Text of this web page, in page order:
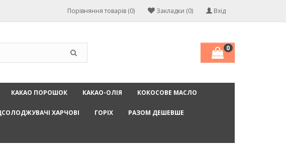
Вхід
Закладки (0)
Порівняння товарів (0)
0
КАКАО ПОРОШОК КАКАО-ОЛІЯ КОКОСОВЕ МАСЛО
ХАРЧОВІ ГОРІХ РАЗОМ ДЕШЕВШЕ